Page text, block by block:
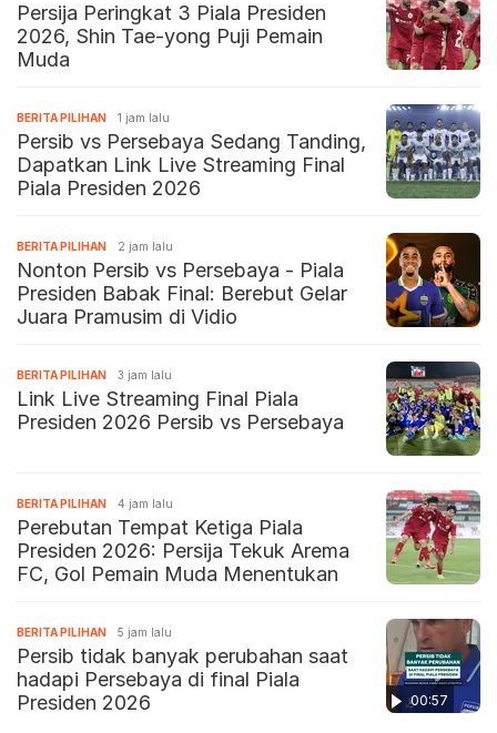
Persija Peringkat 3 Piala Presiden
2026, Shin Tae-yong Puji Pemain
Muda
BERITA PILIHAN 1 jam lalu
Persib vs Persebaya Sedang Tanding,
Dapatkan Link Live Streaming Final
Piala Presiden 2026
BERITA PILIHAN 2 jam lalu
Nonton Persib vs Persebaya - Piala
Presiden Babak Final: Berebut Gelar
Juara Pramusim di Vidio
BERITA PILIHAN 3 jam lalu
Link Live Streaming Final Piala
Presiden 2026 Persib vs Persebaya
BERITA PILIHAN 4 jam lalu
Perebutan Tempat Ketiga Piala
Presiden 2026: Persija Tekuk Arema
FC, Gol Pemain Muda Menentukan
00:57
BERITA PILIHAN 5 jam lalu
Persib tidak banyak perubahan saat
hadapi Persebaya di final Piala
Presiden 2026